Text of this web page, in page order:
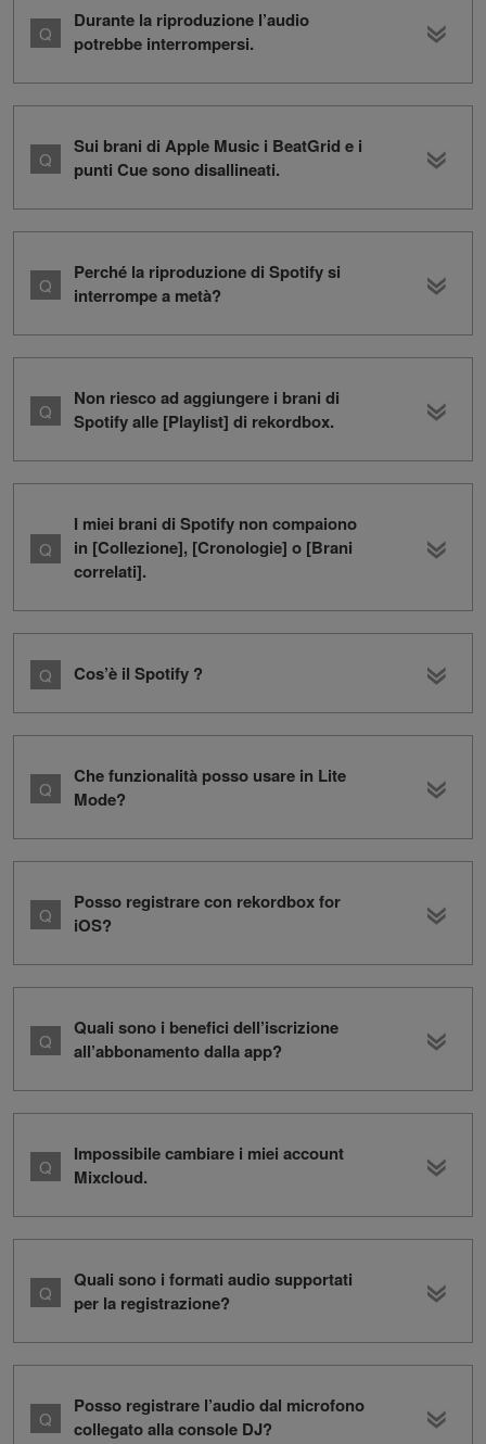
Durante la riproduzione l’audio
potrebbe interrompersi.
Sui brani di Apple Music i BeatGrid e i
punti Cue sono disallineati.
Perché la riproduzione di Spotify si
interrompe a metà?
Non riesco ad aggiungere i brani di
Spotify alle [Playlist] di rekordbox.
I miei brani di Spotify non compaiono
in [Collezione], [Cronologie] o [Brani
correlati].
Cos’è il Spotify ?
Che funzionalità posso usare in Lite
Mode?
Posso registrare con rekordbox for
iOS?
Quali sono i benefici dell’iscrizione
all’abbonamento dalla app?
Impossibile cambiare i miei account
Mixcloud.
Quali sono i formati audio supportati
per la registrazione?
Posso registrare l’audio dal microfono
collegato alla console DJ?